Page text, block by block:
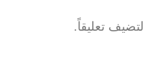
لتضيف تعليقاً.